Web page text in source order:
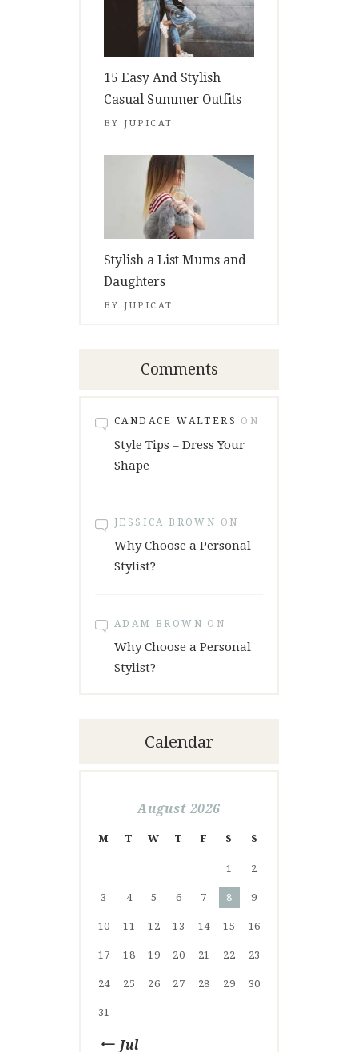
15 Easy And Stylish
Casual Summer Outfits
BY JUPICAT
Stylish a List Mums and
Daughters
BY JUPICAT
Comments
CANDACE WALTERS ON
Style Tips – Dress Your
Shape
JESSICA BROWN ON
Why Choose a Personal
Stylist?
ADAM BROWN ON
Why Choose a Personal
Stylist?
Calendar
August 2026
M T W T F S S
1 2
3 4 5 6 7 8 9
10 11 12 13 14 15 16
17 18 19 20 21 22 23
24 25 26 27 28 29 30
31
« Jul